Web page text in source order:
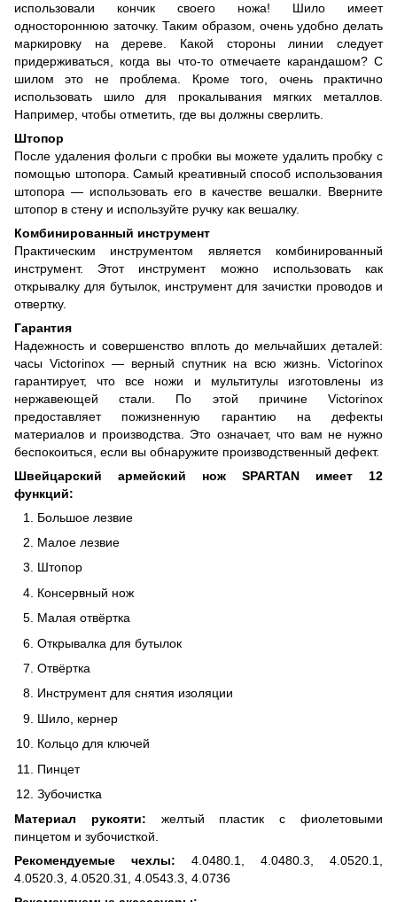
использовали кончик своего ножа! Шило имеет
одностороннюю заточку. Таким образом, очень удобно делать
маркировку на дереве. Какой стороны линии следует
придерживаться, когда вы что-то отмечаете карандашом? С
шилом это не проблема. Кроме того, очень практично
использовать шило для прокалывания мягких металлов.
Например, чтобы отметить, где вы должны сверлить.
Штопор
После удаления фольги с пробки вы можете удалить пробку с
помощью штопора. Самый креативный способ использования
штопора — использовать его в качестве вешалки. Вверните
штопор в стену и используйте ручку как вешалку.
Комбинированный инструмент
Практическим инструментом является комбинированный
инструмент. Этот инструмент можно использовать как
открывалку для бутылок, инструмент для зачистки проводов и
отвертку.
Гарантия
Надежность и совершенство вплоть до мельчайших деталей:
часы Victorinox — верный спутник на всю жизнь. Victorinox
гарантирует, что все ножи и мультитулы изготовлены из
нержавеющей стали. По этой причине Victorinox
предоставляет пожизненную гарантию на дефекты
материалов и производства. Это означает, что вам не нужно
беспокоиться, если вы обнаружите производственный дефект.
Швейцарский армейский нож SPARTAN имеет 12
функций:
Большое лезвие
Малое лезвие
Штопор
Консервный нож
Малая отвёртка
Открывалка для бутылок
Отвёртка
Инструмент для снятия изоляции
Шило, кернер
Кольцо для ключей
Пинцет
Зубочистка
Материал рукояти: желтый пластик с фиолетовыми
пинцетом и зубочисткой.
Рекомендуемые чехлы: 4.0480.1, 4.0480.3, 4.0520.1,
4.0520.3, 4.0520.31, 4.0543.3, 4.0736